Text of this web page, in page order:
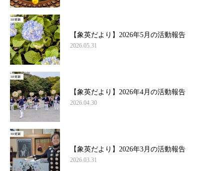
【象英だより】2026年5月の活動報告
2026.05.31
【象英だより】2026年4月の活動報告
2026.04.30
【象英だより】2026年3月の活動報告
2026.03.31